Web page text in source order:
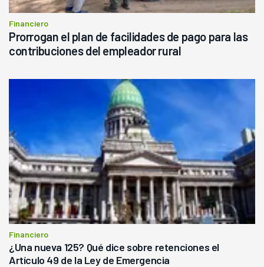
Financiero
Prorrogan el plan de facilidades de pago para las
contribuciones del empleador rural
Financiero
¿Una nueva 125? Qué dice sobre retenciones el
Artículo 49 de la Ley de Emergencia